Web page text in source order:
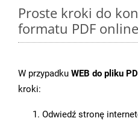
Proste kroki do
formatu PDF online
W przypadku WEB do pliku
kroki:
Odwiedź stronę